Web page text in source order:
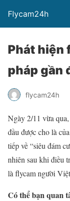
Flycam24h
Phát hiện
pháp gần
flycam24h
Ngày 2/11 vừa
đầu được cho là
tiếp về “siêu đám
nhiên sau khi điều
là flycam người
Có thể bạn quan